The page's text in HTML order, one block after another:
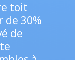
toit
de 30%
de